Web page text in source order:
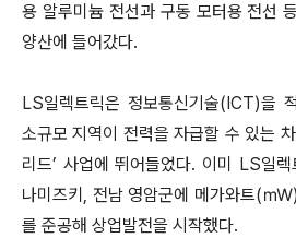
용 알루미늄 전선과 구동 모터용 전선
양산에 들어갔다.
LS일렉트릭은 정보통신기술(ICT)을
소규모 지역이 전력을 자급할 수 있는
리드’ 사업에 뛰어들었다. 이미 LS일
나미즈키, 전남 영암군에 메가와트(㎽
를 준공해 상업발전을 시작했다.